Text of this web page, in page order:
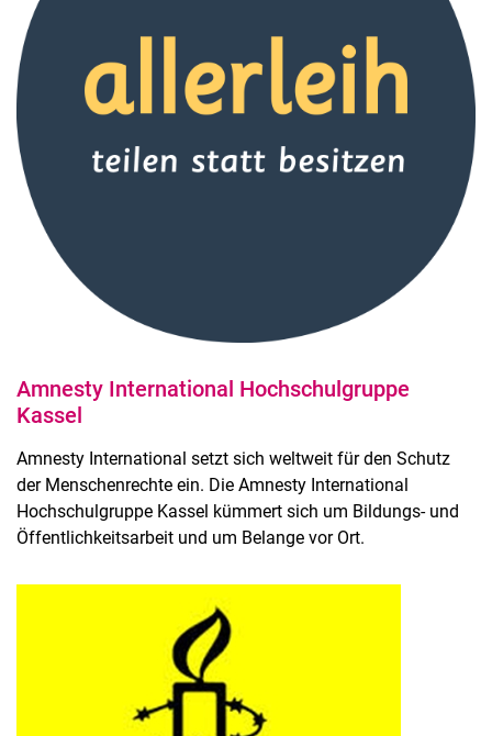
Amnesty International Hochschulgruppe
Kassel
Amnesty International setzt sich weltweit für den Schutz
der Menschenrechte ein. Die Amnesty International
Hochschulgruppe Kassel kümmert sich um Bildungs- und
Öffentlichkeitsarbeit und um Belange vor Ort.